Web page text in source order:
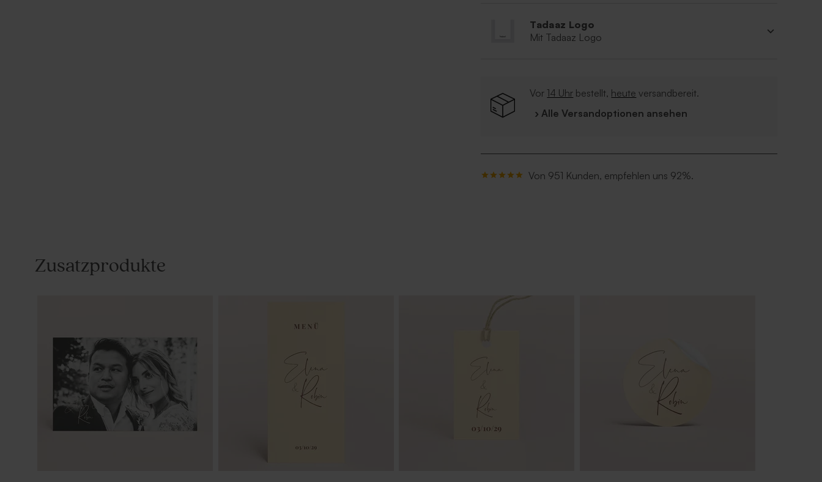
Tadaaz Logo
Mit Tadaaz Logo
Vor 14 Uhr bestellt, heute versandbereit.
› Alle Versandoptionen ansehen
Von 951 Kunden, empfehlen uns 92%.
Zusatzprodukte